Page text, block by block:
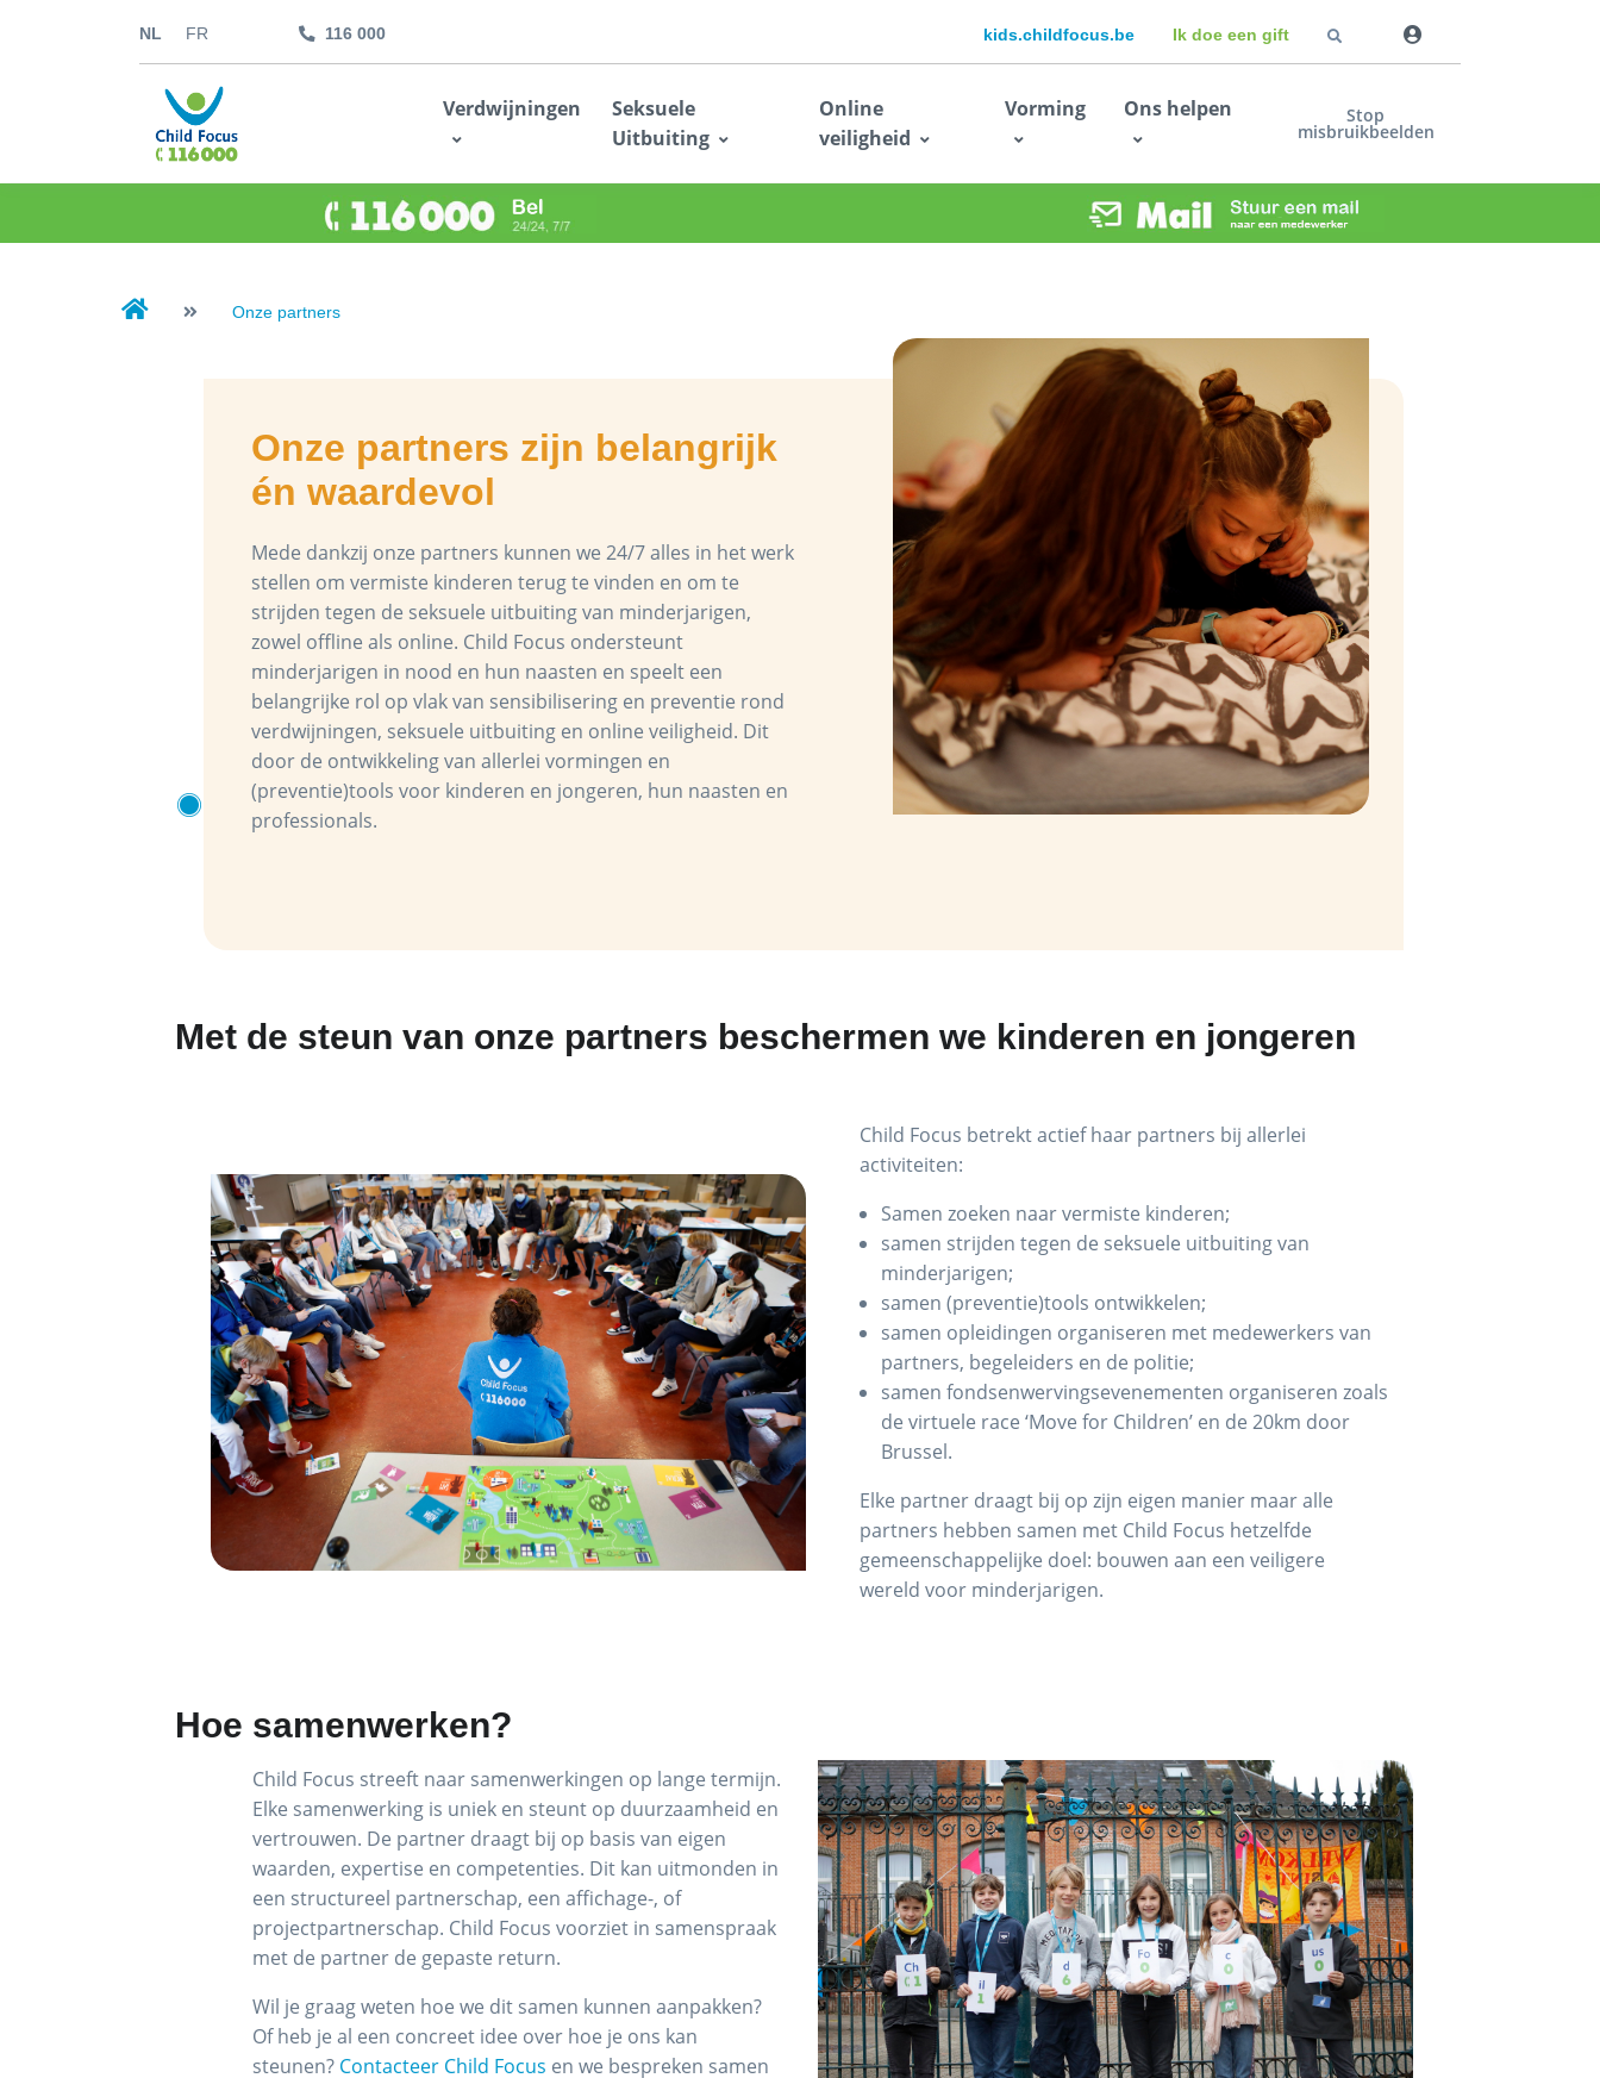
NL FR 116 000 kids.childfocus.be Ik doe een gift
Verdwijningen
Seksuele
Uitbuiting
Online
veiligheid
Vorming Ons helpen Stop
misbruikbeelden
Onze partners
Onze partners zijn belangrijk
én waardevol
Mede dankzij onze partners kunnen we 24/7 alles in het werk
stellen om vermiste kinderen terug te vinden en om te
strijden tegen de seksuele uitbuiting van minderjarigen,
zowel offline als online. Child Focus ondersteunt
minderjarigen in nood en hun naasten en speelt een
belangrijke rol op vlak van sensibilisering en preventie rond
verdwijningen, seksuele uitbuiting en online veiligheid. Dit
door de ontwikkeling van allerlei vormingen en
(preventie)tools voor kinderen en jongeren, hun naasten en
professionals.
Met de steun van onze partners beschermen we kinderen en jongeren
Child Focus betrekt actief haar partners bij allerlei
activiteiten:
Samen zoeken naar vermiste kinderen;
samen strijden tegen de seksuele uitbuiting van
minderjarigen;
samen (preventie)tools ontwikkelen;
samen opleidingen organiseren met medewerkers van
partners, begeleiders en de politie;
samen fondsenwervingsevenementen organiseren zoals
de virtuele race ‘Move for Children’ en de 20km door
Brussel.
Elke partner draagt bij op zijn eigen manier maar alle
partners hebben samen met Child Focus hetzelfde
gemeenschappelijke doel: bouwen aan een veiligere
wereld voor minderjarigen.
Hoe samenwerken?
Child Focus streeft naar samenwerkingen op lange termijn.
Elke samenwerking is uniek en steunt op duurzaamheid en
vertrouwen. De partner draagt bij op basis van eigen
waarden, expertise en competenties. Dit kan uitmonden in
een structureel partnerschap, een affichage-, of
projectpartnerschap. Child Focus voorziet in samenspraak
met de partner de gepaste return.
Wil je graag weten hoe we dit samen kunnen aanpakken?
Of heb je al een concreet idee over hoe je ons kan
steunen? Contacteer Child Focus en we bespreken samen